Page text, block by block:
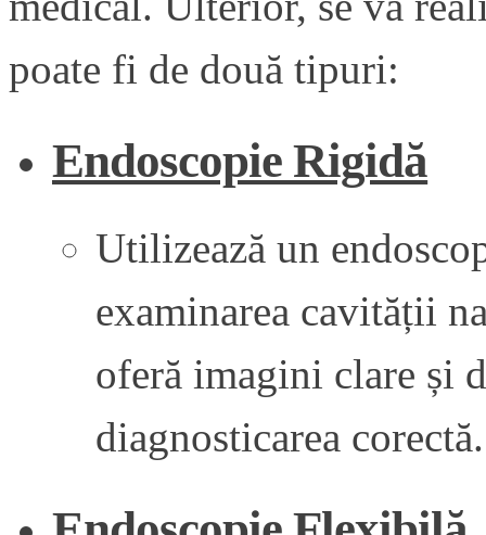
poate fi de două tipuri:
Endoscopie Rigidă
Utilizează un
examinarea cavității
oferă imagini clare și
diagnosticarea corectă.